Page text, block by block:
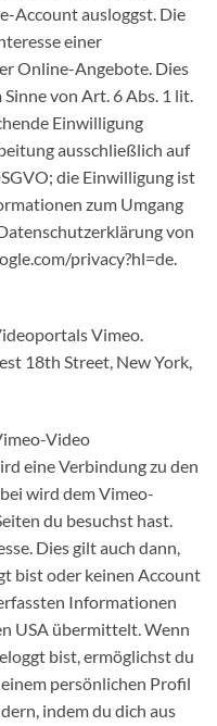
Account ausloggst. Die
einer
Online-Angebote. Dies
von Art. 6 Abs. 1 lit.
Einwilligung
ausschließlich auf
die Einwilligung ist
zum Umgang
von
privacy?hl=de.
Vimeo.
18th Street, New York,
Video
eine Verbindung zu den
wird dem Vimeo-
du besuchst hast.
Dies gilt auch dann,
bist oder keinen Account
Informationen
USA übermittelt. Wenn
bist, ermöglichst du
persönlichen Profil
indem du dich aus